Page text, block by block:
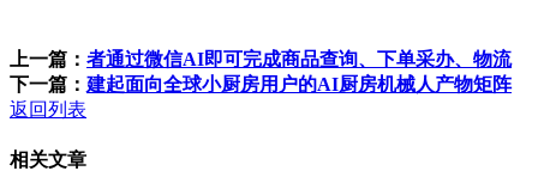
上一篇： 者通过微信AI即可完成商品查询、下单采办、物流
下一篇： 建起面向全球小厨房用户的AI厨房机械人产物矩阵
返回列表
相关文章